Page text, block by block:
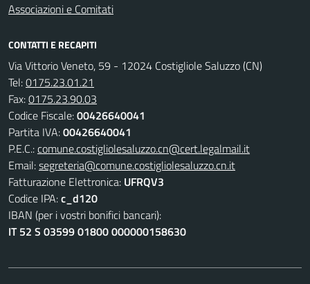
Associazioni e Comitati
CONTATTI E RECAPITI
Via Vittorio Veneto, 59 - 12024 Costigliole Saluzzo (CN)
Tel:0175.23.01.21
Fax:0175.23.90.03
Codice Fiscale:00426640041
Partita IVA:00426640041
P.E.C.:comune.costigliolesaluzzo.cn@cert.legalmail.it
Email:segreteria@comune.costigliolesaluzzo.cn.it
Fatturazione Elettronica: UFRQV3
Codice IPA:c_d120
IBAN (per i vostri bonifici bancari):
IT 52 S 03599 01800 000000158630